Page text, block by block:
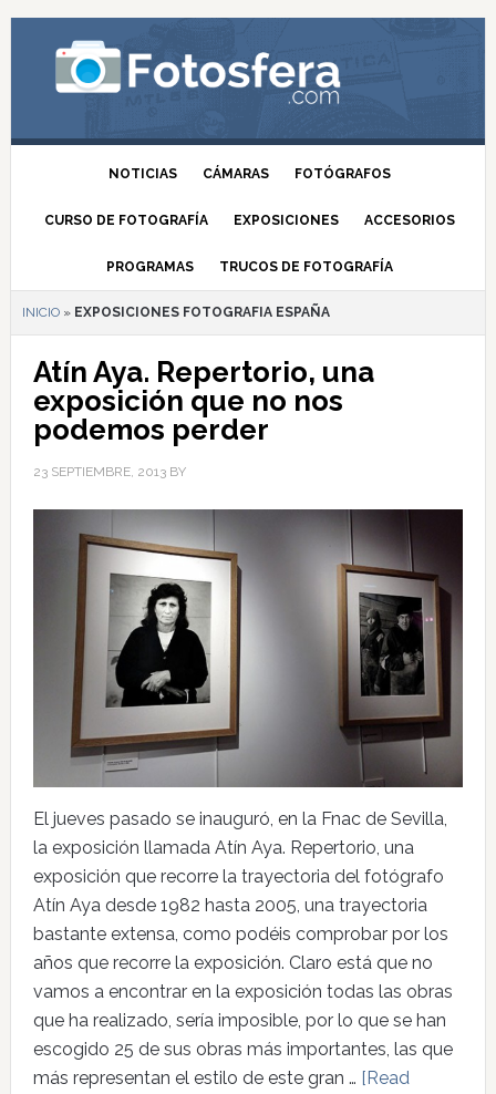
NOTICIAS CÁMARAS FOTÓGRAFOS
CURSO DE FOTOGRAFÍA EXPOSICIONES ACCESORIOS
PROGRAMAS TRUCOS DE FOTOGRAFÍA
INICIO» EXPOSICIONES FOTOGRAFIA ESPAÑA
Atín Aya. Repertorio, una
exposición que no nos
podemos perder
23 SEPTIEMBRE, 2013BY
El jueves pasado se inauguró, en la Fnac de Sevilla,
la exposición llamada Atín Aya. Repertorio, una
exposición que recorre la trayectoria del fotógrafo
Atín Aya desde 1982 hasta 2005, una trayectoria
bastante extensa, como podéis comprobar por los
años que recorre la exposición. Claro está que no
vamos a encontrar en la exposición todas las obras
que ha realizado, sería imposible, por lo que se han
escogido 25 de sus obras más importantes, las que
más representan el estilo de este gran … [Read